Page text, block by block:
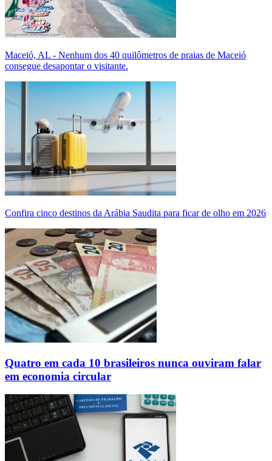
Maceió, AL - Nenhum dos 40 quilômetros de praias de Maceió
consegue desapontar o visitante.
Confira cinco destinos da Arábia Saudita para ficar de olho em 2026
Quatro em cada 10 brasileiros nunca ouviram falar
em economia circular